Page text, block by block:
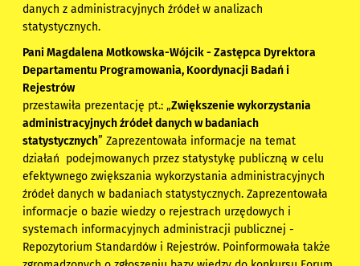
danych z administracyjnych źródeł w analizach
statystycznych.
Pani Magdalena Motkowska-Wójcik - Zastępca Dyrektora
Departamentu Programowania, Koordynacji Badań i
Rejestrów
przestawiła prezentację pt.: „Zwiększenie wykorzystania
administracyjnych źródeł danych w badaniach
statystycznych” Zaprezentowała informacje na temat
działań podejmowanych przez statystykę publiczną w celu
efektywnego zwiększania wykorzystania administracyjnych
źródeł danych w badaniach statystycznych. Zaprezentowała
informacje o bazie wiedzy o rejestrach urzędowych i
systemach informacyjnych administracji publicznej -
Repozytorium Standardów i Rejestrów. Poinformowała także